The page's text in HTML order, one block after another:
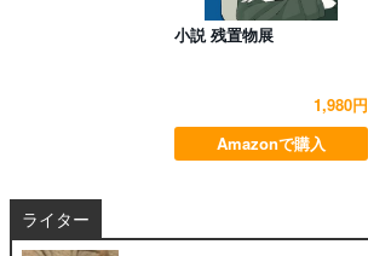
小説 残置物展
1,980円
Amazonで購入
ライター